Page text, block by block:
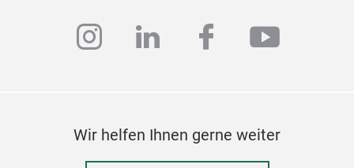
instagram
linkedinfacebook
Wir helfen Ihnen gerne weiter